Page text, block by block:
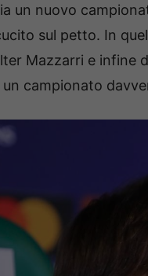
un nuovo
sul petto. In
Mazzarri e infine
campionato